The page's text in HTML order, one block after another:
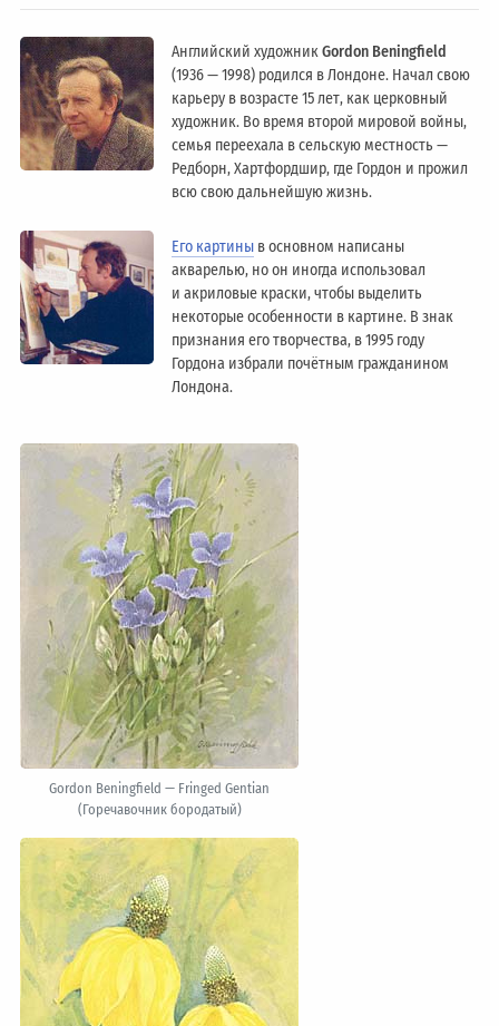
Английский художникGordon Beningfield
(1936 — 1998) родился в Лондоне. Начал свою
карьеру в возрасте 15 лет, как церковный
художник. Во время второй мировой войны,
семья переехала в сельскую местность —
Редборн, Хартфордшир, где Гордон и прожил
всю свою дальнейшую жизнь.
Его картины в основном написаны
акварелью, но он иногда использовал
и акриловые краски, чтобы выделить
некоторые особенности в картине. В знак
признания его творчества, в 1995 году
Гордона избрали почётным гражданином
Лондонa.
Gordon Beningfield — Fringed Gentian
(Горечавочник бородатый)